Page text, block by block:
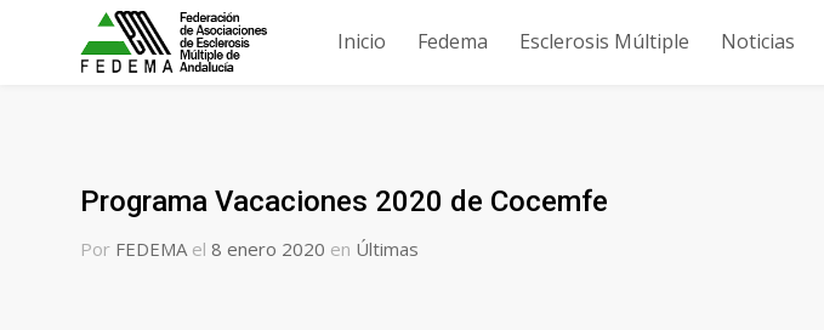
Inicio Fedema Esclerosis Múltiple Noticias
Programa Vacaciones 2020 de Cocemfe
Por FEDEMA el 8 enero 2020 en Últimas